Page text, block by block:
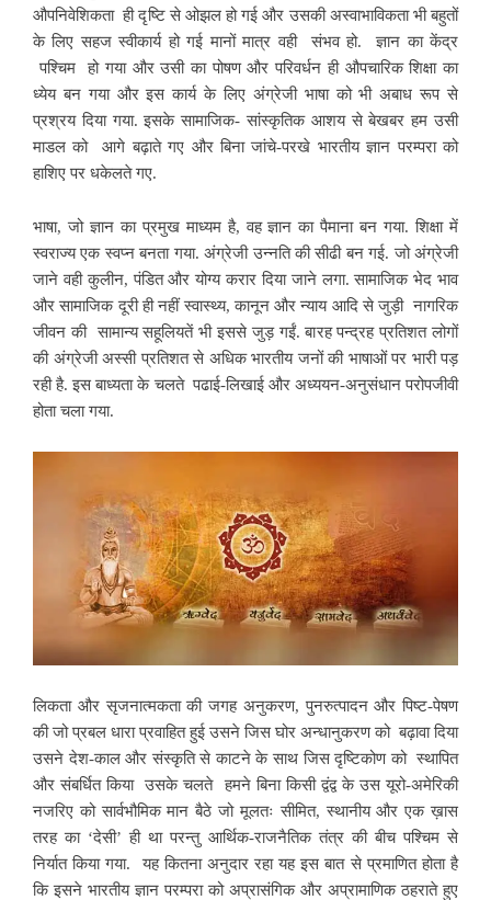
औपनिवेशिकता ही दृष्टि सेओझल हो गई और उसकी अस्वाभाविकता भी बहुतों
के लिए सहज स्वीकार्य हो गई मानों मात्र वही संभव हो. ज्ञान का केंद्र
पश्चिम हो गया और उसी का पोषण और परिवर्धन ही औपचारिक शिक्षा का
ध्येय बन गया और इस कार्य के लिए अंग्रेजी भाषा को भी अबाध रूप से
प्रश्रय दिया गया. इसके सामाजिक- सांस्कृतिक आशय से बेखबर हम उसी
माडल को आगे बढ़ाते गए और बिना जांचे-परखे भारतीय ज्ञान परम्परा को
हाशिए पर धकेलते गए.
भाषा, जो ज्ञान का प्रमुख माध्यम है,वह ज्ञान का पैमाना बन गया. शिक्षा में
स्वराज्य एक स्वप्न बनता गया. अंग्रेजी उन्नति की सीढी बन गई. जो अंग्रेजी
जाने वही कुलीन, पंडित और योग्य करार दिया जाने लगा. सामाजिक भेद भाव
और सामाजिक दूरी ही नहीं स्वास्थ्य, कानूनऔर न्याय आदि से जुड़ी नागरिक
जीवन की सामान्य सहूलियतें भी इससे जुड़ गईं. बारह पन्द्रह प्रतिशत लोगों
की अंग्रेजी अस्सी प्रतिशत से अधिक भारतीय जनों की भाषाओं पर भारी पड़
रही है. इस बाध्यता के चलते पढाई-लिखाई और अध्ययन-अनुसंधान परोपजीवी
होता चला गया.
लिकता और सृजनात्मकता की जगह अनुकरण, पुनरुत्पादन और पिष्ट-पेषण
की जो प्रबल धारा प्रवाहित हुई उसने जिस घोर अन्धानुकरण को बढ़ावा दिया
उसने देश-काल और संस्कृति से काटने के साथ जिस दृष्टिकोण को स्थापित
और संबर्धित किया उसके चलते हमने बिना किसी द्वंद्व के उस यूरो-अमेरिकी
नजरिए को सार्वभौमिक मान बैठे जो मूलतः सीमित,स्थानीय और एक ख़ास
तरह का ‘देसी’ ही था परन्तु आर्थिक-राजनैतिक तंत्र की बीच पश्चिम से
निर्यात किया गया. यह कितना अनुदार रहा यह इस बात से प्रमाणित होता है
कि इसने भारतीय ज्ञान परम्परा को अप्रासंगिक और अप्रामाणिक ठहराते हुए